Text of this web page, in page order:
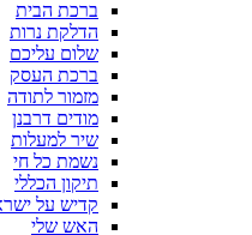
ברכת הבית
הדלקת נרות
שלום עליכם
ברכת העסק
מזמור לתודה
מודים דרבנן
שיר למעלות
נשמת כל חי
תיקון הכללי
קדיש על
האש שלי